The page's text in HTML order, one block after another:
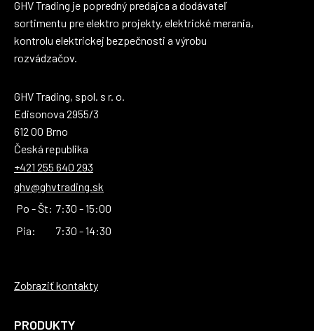
GHV Trading je popredný predajca a dodávateľ
sortimentu pre elektro projekty, elektrické merania,
kontrolu elektrickej bezpečnosti a výrobu
rozvádzačov.
GHV Trading, spol. s r. o.
Edisonova 2955/3
612 00 Brno
Česká republika
+421 255 640 293
ghv@ghvtrading.sk
Po - Št: 7:30 - 15:00
Pia:
7:30 - 14:30
Zobraziť kontakty
PRODUKTY